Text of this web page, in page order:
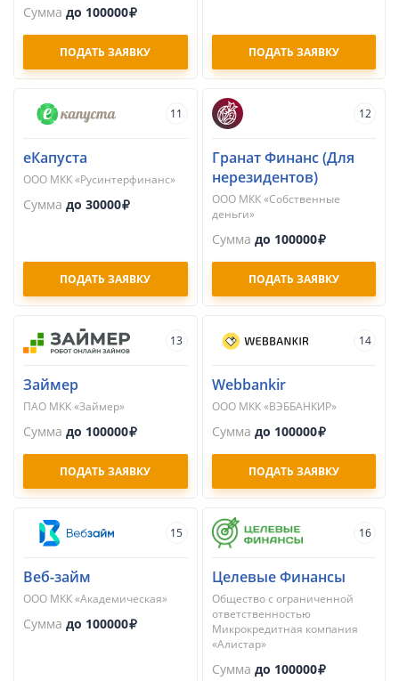
Сумма до 100000
ПОДАТЬ ЗАЯВКУ ПОДАТЬ ЗАЯВКУ
11
еКапуста
ООО МКК «Русинтерфинанс»
Сумма до 30000
ПОДАТЬ ЗАЯВКУ
12
Гранат Финанс (Для
нерезидентов)
ООО МКК «Собственные
деньги»
Сумма до 100000
ПОДАТЬ ЗАЯВКУ
13
Займер
ПАО МКК «Займер»
Сумма до 100000
ПОДАТЬ ЗАЯВКУ
14
Webbankir
ООО МКК «ВЭББАНКИР»
Сумма до 100000
ПОДАТЬ ЗАЯВКУ
15
Веб-займ
ООО МКК «Академическая»
Сумма до 100000
16
Целевые Финансы
Общество с ограниченной
ответственностью
Микрокредитная компания
«Алистар»
Сумма до 100000